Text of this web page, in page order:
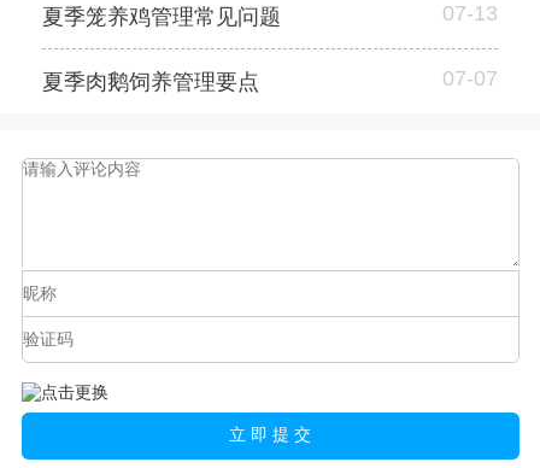
夏季笼养鸡管理常见问题 07-13
夏季肉鹅饲养管理要点 07-07